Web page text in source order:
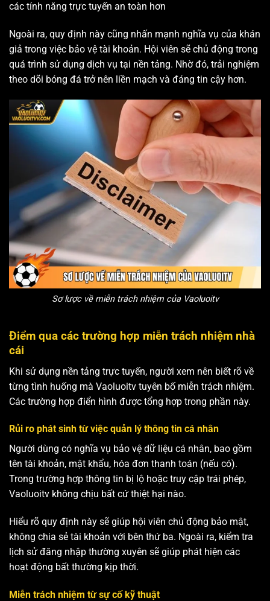
các tính năng trực tuyến an toàn hơn
Ngoài ra, quy định này cũng nhấn mạnh nghĩa vụ của khán
giả trong việc bảo vệ tài khoản. Hội viên sẽ chủ động trong
quá trình sử dụng dịch vụ tại nền tảng. Nhờ đó, trải nghiệm
theo dõi bóng đá trở nên liền mạch và đáng tin cậy hơn.
Sơ lược về miễn trách nhiệm của Vaoluoitv
Điểm qua các trường hợp miễn trách nhiệm nhà
cái
Khi sử dụng nền tảng trực tuyến, người xem nên biết rõ về
từng tình huống mà Vaoluoitv tuyên bố miễn trách nhiệm.
Các trường hợp điển hình được tổng hợp trong phần này.
Rủi ro phát sinh từ việc quản lý thông tin cá nhân
Người dùng có nghĩa vụ bảo vệ dữ liệu cá nhân, bao gồm
tên tài khoản, mật khẩu, hóa đơn thanh toán (nếu có).
Trong trường hợp thông tin bị lộ hoặc truy cập trái phép,
Vaoluoitv không chịu bất cứ thiệt hại nào.
Hiểu rõ quy định này sẽ giúp hội viên chủ động bảo mật,
không chia sẻ tài khoản với bên thứ ba. Ngoài ra, kiểm tra
lịch sử đăng nhập thường xuyên sẽ giúp phát hiện các
hoạt động bất thường kịp thời.
Miễn trách nhiệm từ sự cố kỹ thuật